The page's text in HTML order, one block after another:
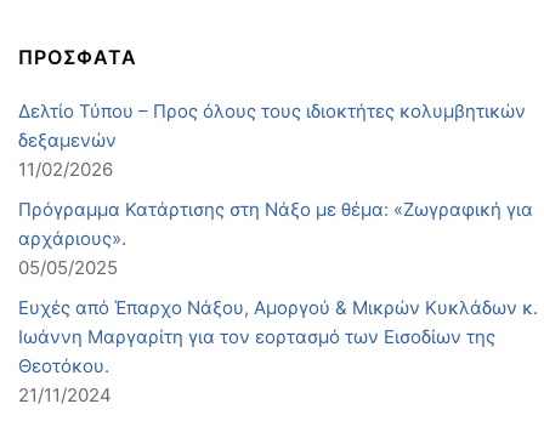
ΠΡΟΣΦΑΤΑ
Δελτίο Τύπου – Προς όλους τους ιδιοκτήτες κολυμβητικών
δεξαμενών
11/02/2026
Πρόγραμμα Κατάρτισης στη Νάξο με θέμα: «Ζωγραφική για
αρχάριους».
05/05/2025
Ευχές από Έπαρχο Νάξου, Αμοργού & Μικρών Κυκλάδων κ.
Ιωάννη Μαργαρίτη για τον εορτασμό των Εισοδίων της
Θεοτόκου.
21/11/2024